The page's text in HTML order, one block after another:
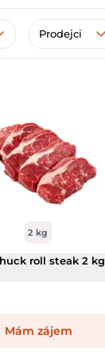
Prodejci
2 kg
roll steak 2 kg
Mám zájem